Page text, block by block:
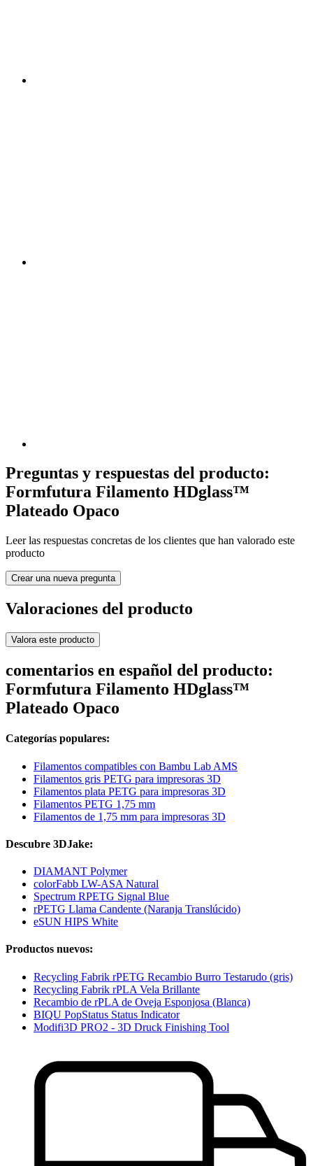
Preguntas y respuestas del producto:
Formfutura Filamento HDglass™
Plateado Opaco
Leer las respuestas concretas de los clientes que han valorado este
producto
Crear una nueva pregunta
Valoraciones del producto
Valora este producto
comentarios en español del producto:
Formfutura Filamento HDglass™
Plateado Opaco
Categorías populares:
Filamentos compatibles con Bambu Lab AMS
Filamentos gris PETG para impresoras 3D
Filamentos plata PETG para impresoras 3D
Filamentos PETG 1,75 mm
Filamentos de 1,75 mm para impresoras 3D
Descubre 3DJake:
DIAMANT Polymer
colorFabb LW-ASA Natural
Spectrum RPETG Signal Blue
rPETG Llama Candente (Naranja Translúcido)
eSUN HIPS White
Productos nuevos:
Recycling Fabrik rPETG Recambio Burro Testarudo (gris)
Recycling Fabrik rPLA Vela Brillante
Recambio de rPLA de Oveja Esponjosa (Blanca)
BIQU PopStatus Status Indicator
Modifi3D PRO2 - 3D Druck Finishing Tool